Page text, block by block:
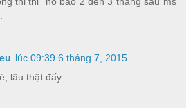
lúc 09:39 6 tháng 7, 2015
lâu thật đấy